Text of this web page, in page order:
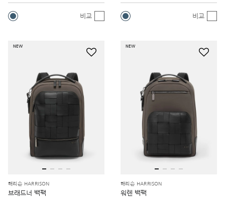
비교 비교
NEW
해리슨 HARRISON
브래드너 백팩
NEW
해리슨 HARRISON
워렌 백팩